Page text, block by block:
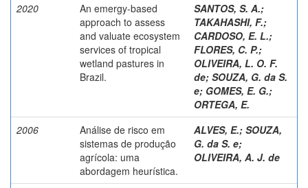
2020
An emergy-based
approach to assess
and valuate ecosystem
services of tropical
wetland pastures in
Brazil.
SANTOS, S. A.;
TAKAHASHI, F.;
CARDOSO, E. L.;
FLORES, C. P.;
OLIVEIRA, L. O. F.
de; SOUZA, G. da S.
e; GOMES, E. G.;
ORTEGA, E.
2006
Análise de risco em
sistemas de produção
agrícola: uma
abordagem heurística.
ALVES, E.; SOUZA,
G. da S. e;
OLIVEIRA, A. J. de